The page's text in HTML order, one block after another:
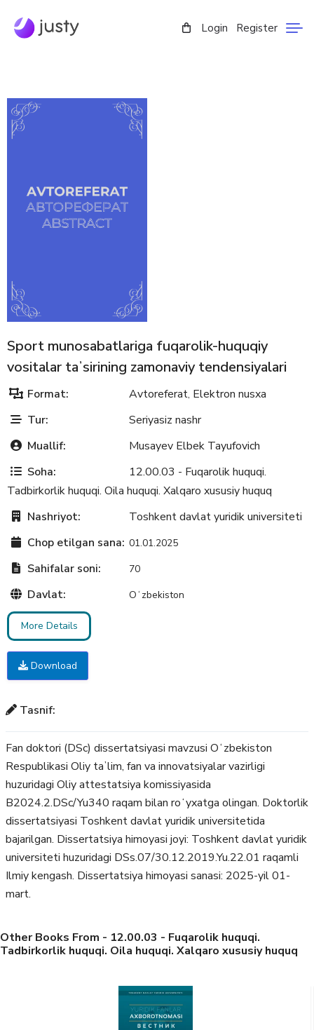
Login Register
Sport munosabatlariga fuqarolik-huquqiy
vositalar taʼsirining zamonaviy tendensiyalari
Format: Avtoreferat, Elektron nusxa
Tur:
Seriyasiz nashr
Muallif:
Musayev Elbek Tayufovich
Soha:
12.00.03 - Fuqarolik huquqi.
Tadbirkorlik huquqi. Oila huquqi. Xalqaro xususiy huquq
Nashriyot:
Toshkent davlat yuridik universiteti
Chop etilgan sana: 01.01.2025
Sahifalar soni: 70
Davlat: Oʻzbekiston
More Details
Download
Tasnif:
Fan doktori (DSc) dissertatsiyasi mavzusi Oʻzbekiston
Respublikasi Oliy taʼlim, fan va innovatsiyalar vazirligi
huzuridagi Oliy attestatsiya komissiyasida
B2024.2.DSc/Yu340 raqam bilan roʻyxatga olingan. Doktorlik
dissertatsiyasi Toshkent davlat yuridik universitetida
bajarilgan. Dissertatsiya himoyasi joyi: Toshkent davlat yuridik
universiteti huzuridagi DSs.07/30.12.2019.Yu.22.01 raqamli
Ilmiy kengash. Dissertatsiya himoyasi sanasi: 2025-yil 01-
mart.
Other Books From - 12.00.03 - Fuqarolik huquqi.
Tadbirkorlik huquqi. Oila huquqi. Xalqaro xususiy huquq